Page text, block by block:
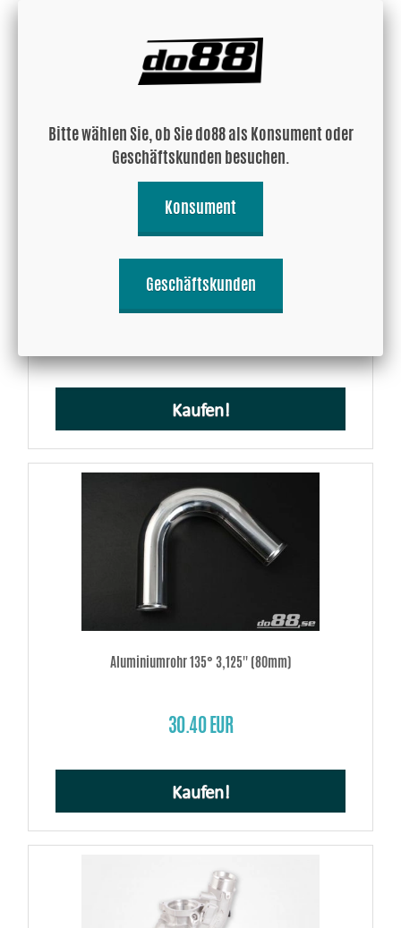
Aluminiumrohr 45° 1,25'' (32mm)
Kaufen!
Aluminiumrohr 135° 3,125'' (80mm)
30.40 EUR
Kaufen!
Bitte wählen Sie, ob Sie do88 als Konsument oder
Geschäftskunden besuchen.
Konsument
Geschäftskunden